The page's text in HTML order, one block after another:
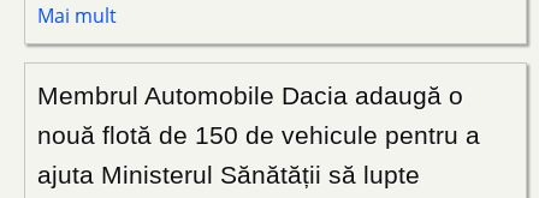
Mai mult
Membrul Automobile Dacia adaugă o
nouă flotă de 150 de vehicule pentru a
ajuta Ministerul Sănătății să lupte